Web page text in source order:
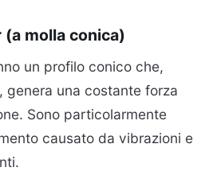
molla conica)
un profilo conico che,
genera una costante forza
Sono particolarmente
causato da vibrazioni e